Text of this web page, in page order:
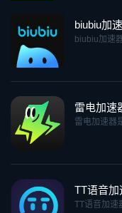
biubiu加
biubiu加速
雷电加速
雷电加速器
TT语音加
TT语音加速